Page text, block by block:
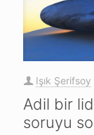
Işık Şerifsoy
Adil bir
soruyu